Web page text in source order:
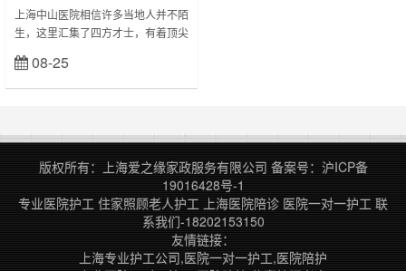
工服务
上海中山医院相信许多当地人并不陌
生，这里汇集了四方才士，有着顶尖
然，这里随时也是人满为患，或许这
也是大家吐槽的地方。不过这并不影
是有很多聪明人喜欢走捷径，他们往
往会在附近护工公司找一个护工，提
前挂号排队办就诊卡，让看病就医简
单了不少。 首先我们科普一下中山
医院：上海中山医院一般指上海复旦
08-25
版权所有：上海爱之缘家政服务有限公司 备案号： 沪ICP备
19016428号-1
专业医院护工 住家照顾老人护工 上海医院陪诊 医院一对一护工 联
系我们-18202153150
友情链接：
上海专业护工公司,医院一对一护工,医院陪护